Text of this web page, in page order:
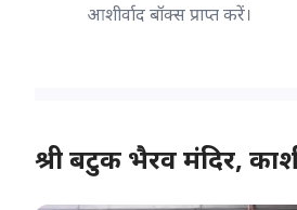
आशीर्वाद बॉक्स प्राप्त करें।
श्री बटुक भैरव मंदिर,